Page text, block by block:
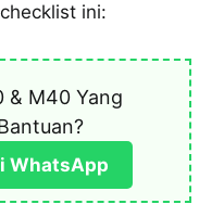
ini:
& M40 Yang
WhatsApp